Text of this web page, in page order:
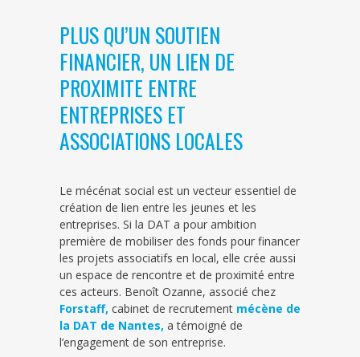
PLUS QU’UN SOUTIEN
FINANCIER, UN LIEN DE
PROXIMITE ENTRE
ENTREPRISES ET
ASSOCIATIONS LOCALES
Le mécénat social est un vecteur essentiel de
création de lien entre les jeunes et les
entreprises. Si la DAT a pour ambition
première de mobiliser des fonds pour financer
les projets associatifs en local, elle crée aussi
un espace de rencontre et de proximité entre
ces acteurs. Benoît Ozanne, associé chez
Forstaff, cabinet de recrutement mécène de
la DAT de Nantes, a témoigné de
l’engagement de son entreprise.